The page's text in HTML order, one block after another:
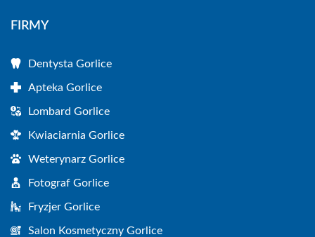
FIRMY
Dentysta Gorlice
Apteka Gorlice
Lombard Gorlice
Kwiaciarnia Gorlice
Weterynarz Gorlice
Fotograf Gorlice
Fryzjer Gorlice
Salon Kosmetyczny Gorlice